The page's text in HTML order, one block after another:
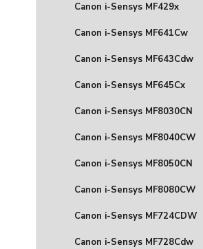
Canon i-Sensys MF429x
Canon i-Sensys MF641Cw
Canon i-Sensys MF643Cdw
Canon i-Sensys MF645Cx
Canon i-Sensys MF8030CN
Canon i-Sensys MF8040CW
Canon i-Sensys MF8050CN
Canon i-Sensys MF8080CW
Canon i-Sensys MF724CDW
Canon i-Sensys MF728Cdw